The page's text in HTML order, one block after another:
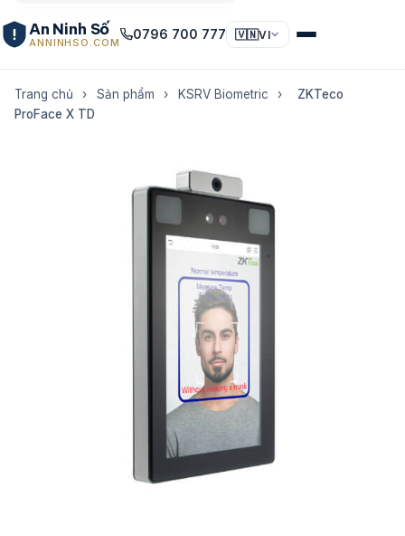
An Ninh Số
ANNINHSO.COM
0796 700 777 🇻🇳VI
Trang chủ › Sản phẩm › KSRV Biometric ›
ZKTeco
ProFace X TD